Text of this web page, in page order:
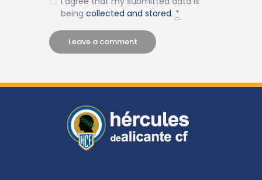
being collected and stored.*